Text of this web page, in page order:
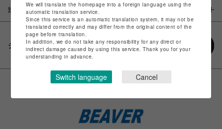
注意事項
シェアする
We will translate the homepage into a foreign language using the
automatic translation service.
Since this service is an automatic translation system, it may not be
translated correctly and may differ from the original content of the
page before translation.
In addition, we do not take any responsibility for any direct or
indirect damage caused by using this service. Thank you for your
understanding in advance.
Switch language Cancel